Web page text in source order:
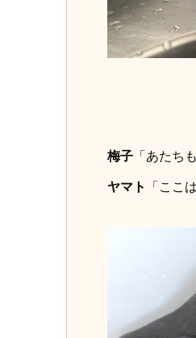
梅子「あたち
ヤマト 「ここ